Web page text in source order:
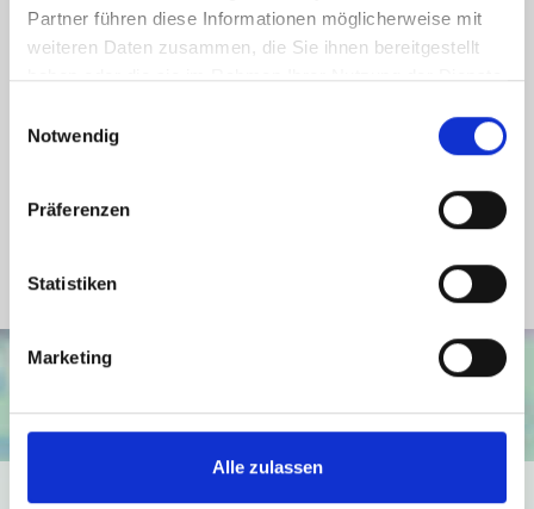
Partner führen diese Informationen möglicherweise mit
weiteren Daten zusammen, die Sie ihnen bereitgestellt
haben oder die sie im Rahmen Ihrer Nutzung der Dienste
Notwendig
Präferenzen
Statistiken
Marketing
Alle zulassen
Energieausweis Ausstelldatum
2021-12-18
Energieausweis gültig bis
17.12.2031
Energieausweis Jahrgang
ab dem 1.5.2014
Energieausweis Werteklasse
Energieausweis Gebäudeart
Wohngebäude
Ich bin damit einverstanden, dass mir Karten von Google